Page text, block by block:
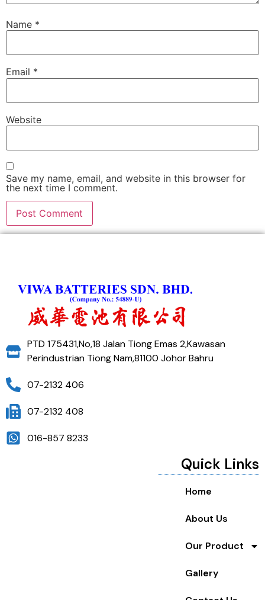
Name *
Email *
Website
Save my name, email, and website in this browser for
the next time I comment.
PTD 175431,No,18 Jalan Tiong Emas 2,Kawasan
Perindustrian Tiong Nam,81100 Johor Bahru
07-2132 406
07-2132 408
016-857 8233
Quick Links
Home
About Us
Our Product
Gallery